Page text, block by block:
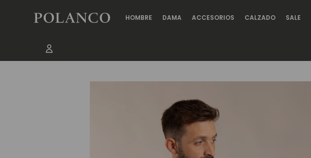
HOMBRE DAMA ACCESORIOS CALZADO SALE